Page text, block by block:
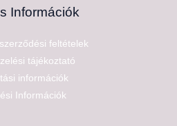
Információk
feltételek
tájékoztató
információk
Információk